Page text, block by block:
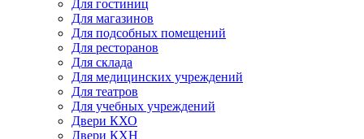
Для гостиниц
Для магазинов
Для подсобных помещений
Для ресторанов
Для склада
Для медицинских учреждений
Для театров
Для учебных учреждений
Двери КХО
Двери КХН